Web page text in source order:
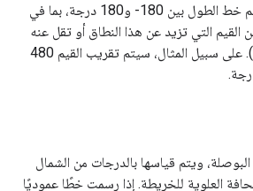
القيمة على 85. تتراوح قيم خط الطول بين ‎-180 و180 درجة، بما في
التي تزيد عن هذا النطاق أو تقل عنه
ضمن النطاق (-180, 180). على سبيل المثال، سيتم تقريب القيم 480
ويتم قياسها بالدرجات من الشمال
العلوية للخريطة. إذا رسمت خطًا عموديًا